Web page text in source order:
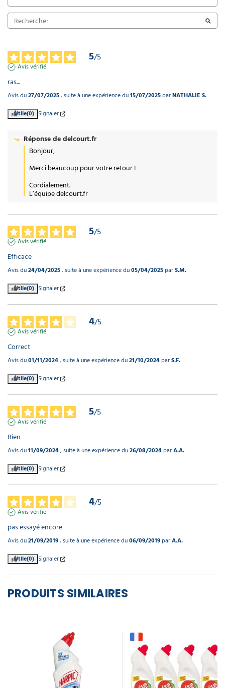
PRODUITS SIMILAIRES
5/5
Avis vérifié
ras...
Avis du27/07/2025, suite à une expérience du15/07/2025parNATHALIE S.
Utile(0) Signaler
Réponse dedelcourt.fr
Bonjour,
Merci beaucoup pour votre retour !
Cordialement.
L’équipe delcourt.fr
5/5
Avis vérifié
Efficace
Avis du24/04/2025, suite à une expérience du05/04/2025parS.M.
Utile(0) Signaler
4/5
Avis vérifié
Correct
Avis du01/11/2024, suite à une expérience du21/10/2024parS.F.
Utile(0) Signaler
5/5
Avis vérifié
Bien
Avis du11/09/2024, suite à une expérience du26/08/2024parA.A.
Utile(0) Signaler
4/5
Avis vérifié
pas essayé encore
Avis du21/09/2019, suite à une expérience du06/09/2019parA.A.
Utile(0) Signaler